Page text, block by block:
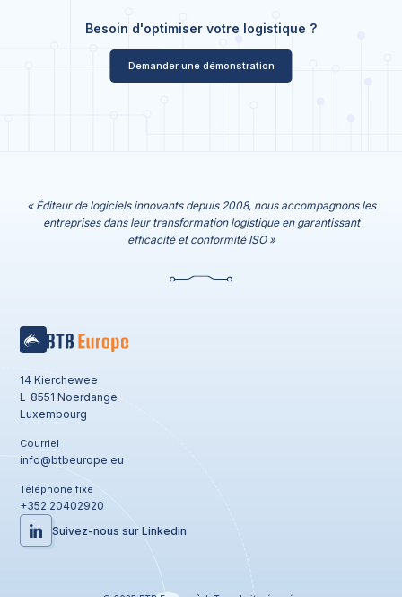
Besoin d'optimiser votre logistique ?
Demander une démonstration
« Éditeur de logiciels innovants depuis 2008, nous accompagnons les
entreprises dans leur transformation logistique en garantissant
efficacité et conformité ISO »
14 Kierchewee
L-8551 Noerdange
Luxembourg
Courriel
info@btbeurope.eu
Téléphone fixe
+352 20402920
Suivez-nous sur Linkedin